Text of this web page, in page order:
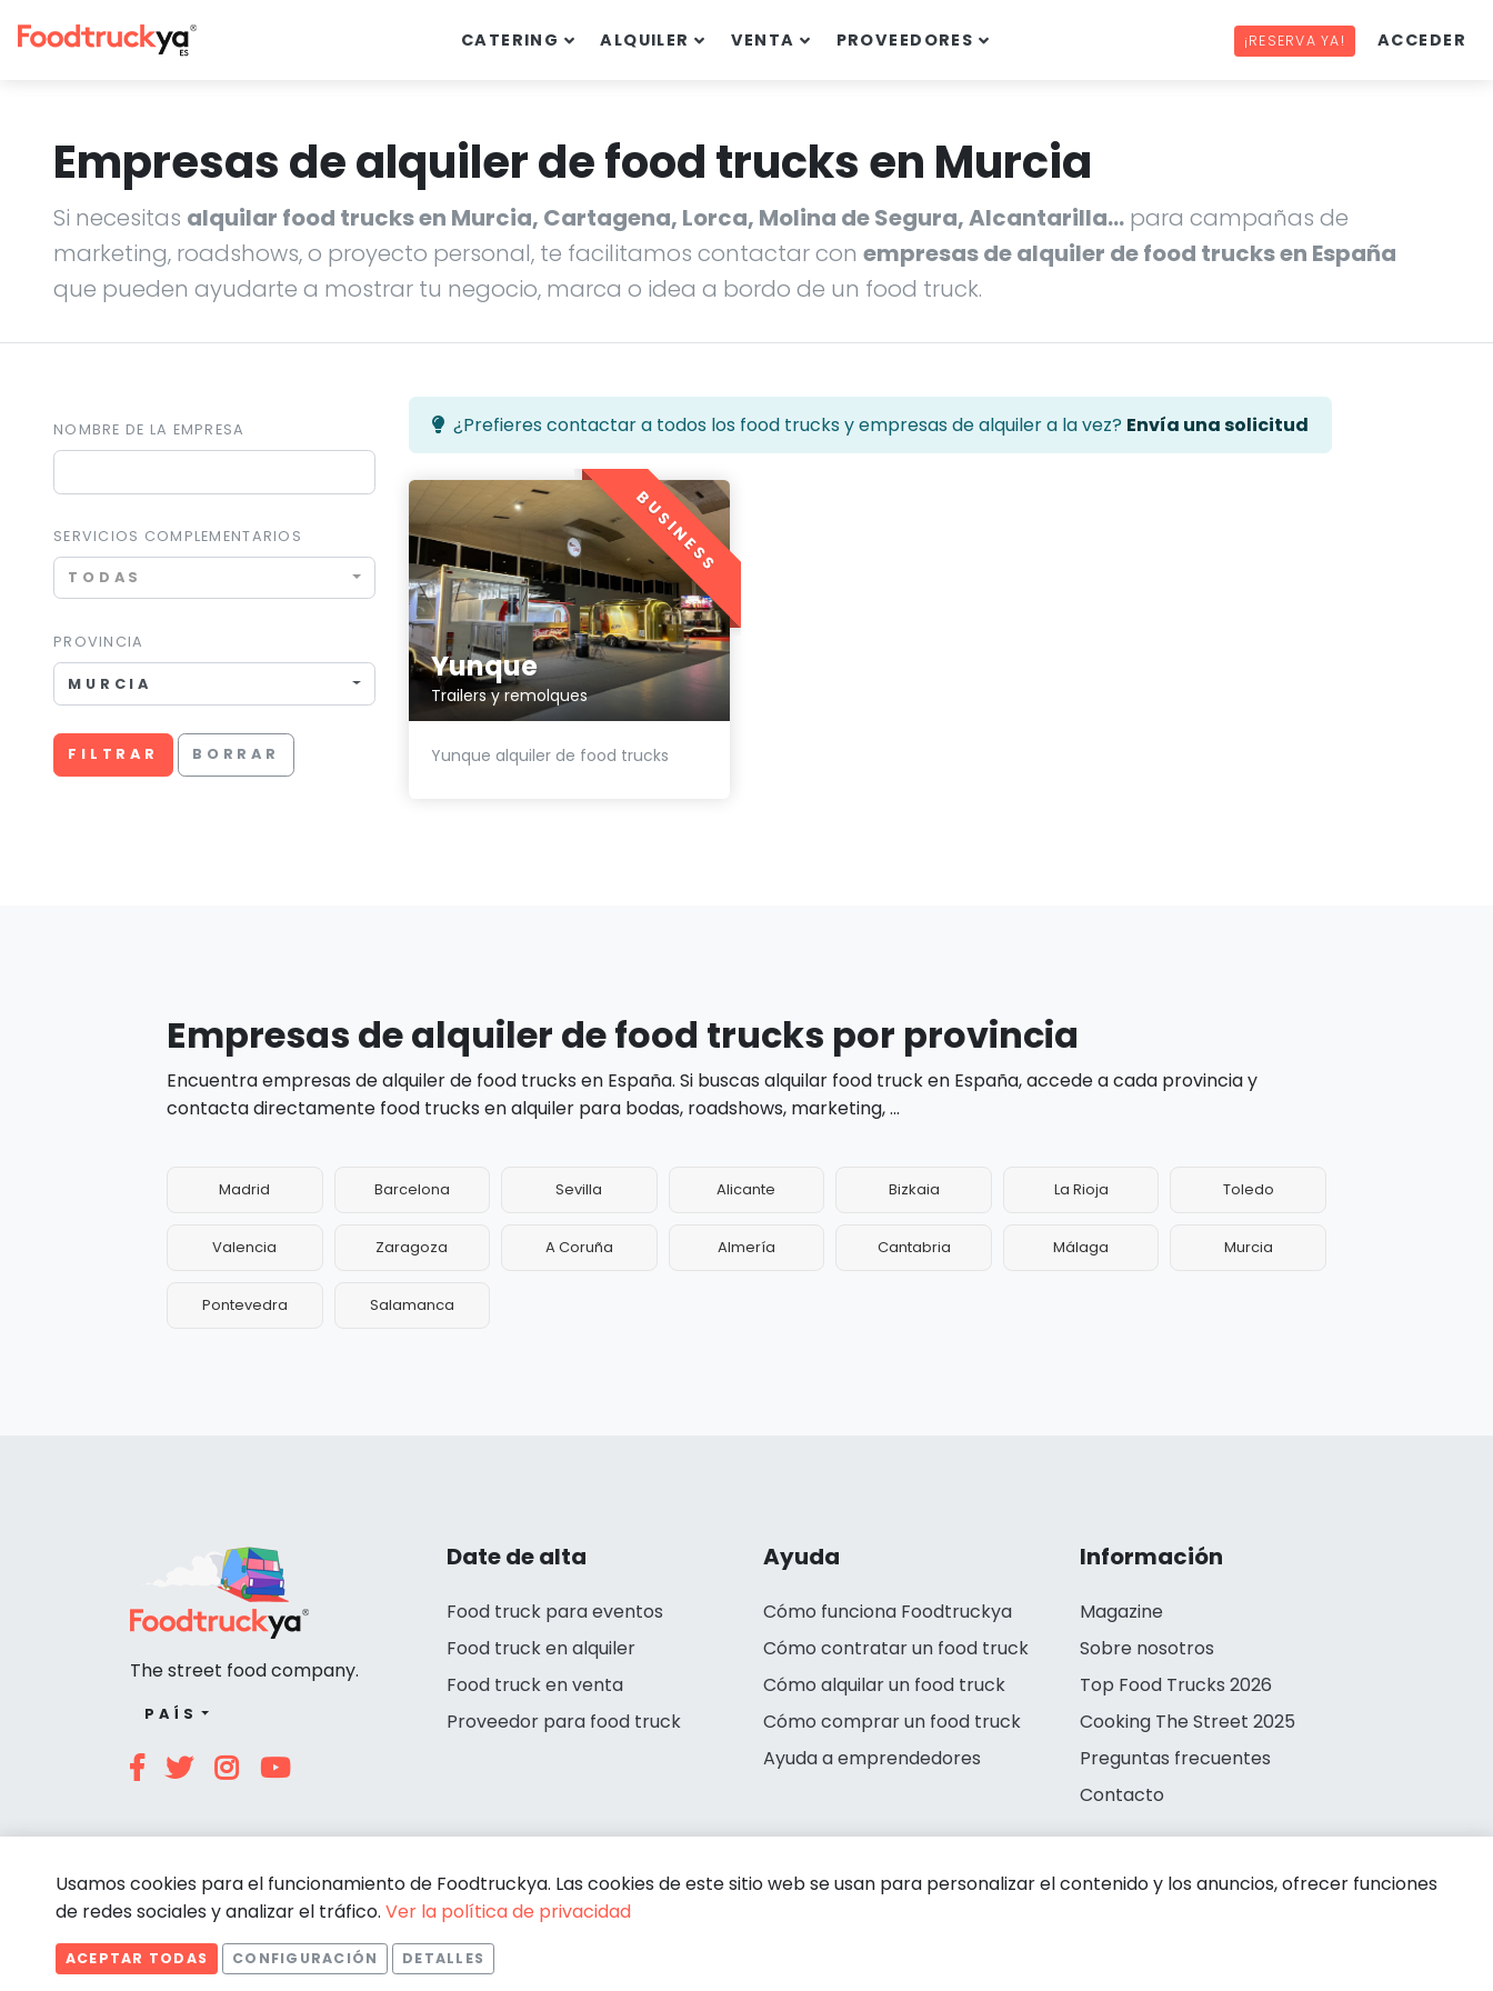
CATERING ALQUILER VENTA PROVEEDORES ¡RESERVA YA! ACCEDER
Empresas de alquiler de food trucks en Murcia
Si necesitas alquilar food trucks en Murcia, Cartagena, Lorca, Molina de Segura, Alcantarilla… para campañas de
marketing, roadshows, o proyecto personal, te facilitamos contactar con empresas de alquiler de food trucks en España
que pueden ayudarte a mostrar tu negocio, marca o idea a bordo de un food truck.
NOMBRE DE LA EMPRESA
SERVICIOS COMPLEMENTARIOS
TODAS
PROVINCIA
MURCIA
FILTRAR BORRAR
¿Prefieres contactar a todos los food trucks y empresas de alquiler a la vez? Envía una solicitud
Yunque
Trailers y remolques
Yunque alquiler de food trucks
BUSINESS
Empresas de alquiler de food trucks por provincia
Encuentra empresas de alquiler de food trucks en España. Si buscas alquilar food truck en España, accede a cada provincia y
contacta directamente food trucks en alquiler para bodas, roadshows, marketing, ...
Madrid Barcelona Sevilla Alicante Bizkaia La Rioja Toledo
Valencia Zaragoza A Coruña Almería Cantabria Málaga Murcia
Pontevedra Salamanca
Date de alta
Food truck para eventos
Food truck en alquiler
Food truck en venta
Proveedor para food truck
Ayuda
Cómo funciona Foodtruckya
Cómo contratar un food truck
Cómo alquilar un food truck
Cómo comprar un food truck
Ayuda a emprendedores
Información
Magazine
Sobre nosotros
Top Food Trucks 2026
Cooking The Street 2025
Preguntas frecuentes
Contacto
The street food company.
PAÍS
© Foodtruckya 2026
Usamos cookies para el funcionamiento de Foodtruckya. Las cookies de este sitio web se usan para personalizar el contenido y los anuncios, ofrecer funciones
de redes sociales y analizar el tráfico. Ver la política de privacidad
ACEPTAR TODAS CONFIGURACIÓN DETALLES